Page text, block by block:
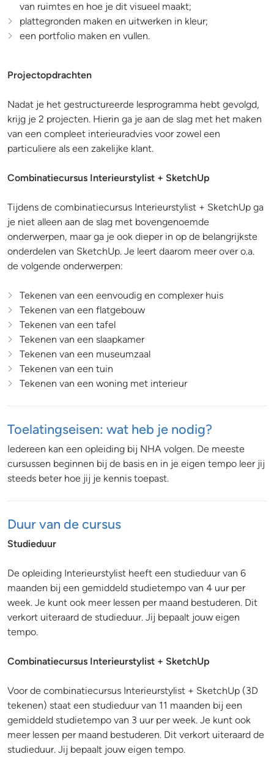
van ruimtes en hoe je dit visueel maakt;
plattegronden maken en uitwerken in kleur;
een portfolio maken en vullen.
Projectopdrachten
Nadat je het gestructureerde lesprogramma hebt gevolgd,
krijg je 2 projecten. Hierin ga je aan de slag met het maken
van een compleet interieuradvies voor zowel een
particuliere als een zakelijke klant.
Combinatiecursus Interieurstylist + SketchUp
Tijdens de combinatiecursus Interieurstylist + SketchUp ga
je niet alleen aan de slag met bovengenoemde
onderwerpen, maar ga je ook dieper in op de belangrijkste
onderdelen van SketchUp. Je leert daarom meer over o.a.
de volgende onderwerpen:
Tekenen van een eenvoudig en complexer huis
Tekenen van een flatgebouw
Tekenen van een tafel
Tekenen van een slaapkamer
Tekenen van een museumzaal
Tekenen van een tuin
Tekenen van een woning met interieur
Toelatingseisen: wat heb je nodig?
Iedereen kan een opleiding bij NHA volgen. De meeste
cursussen beginnen bij de basis en in je eigen tempo leer jij
steeds beter hoe jij je kennis toepast.
Duur van de cursus
Studieduur
De opleiding Interieurstylist heeft een studieduur van 6
maanden bij een gemiddeld studietempo van 4 uur per
week. Je kunt ook meer lessen per maand bestuderen. Dit
verkort uiteraard de studieduur. Jij bepaalt jouw eigen
tempo.
Combinatiecursus Interieurstylist + SketchUp
Voor de combinatiecursus Interieurstylist + SketchUp (3D
tekenen) staat een studieduur van 11 maanden bij een
gemiddeld studietempo van 3 uur per week. Je kunt ook
meer lessen per maand bestuderen. Dit verkort uiteraard de
studieduur. Jij bepaalt jouw eigen tempo.